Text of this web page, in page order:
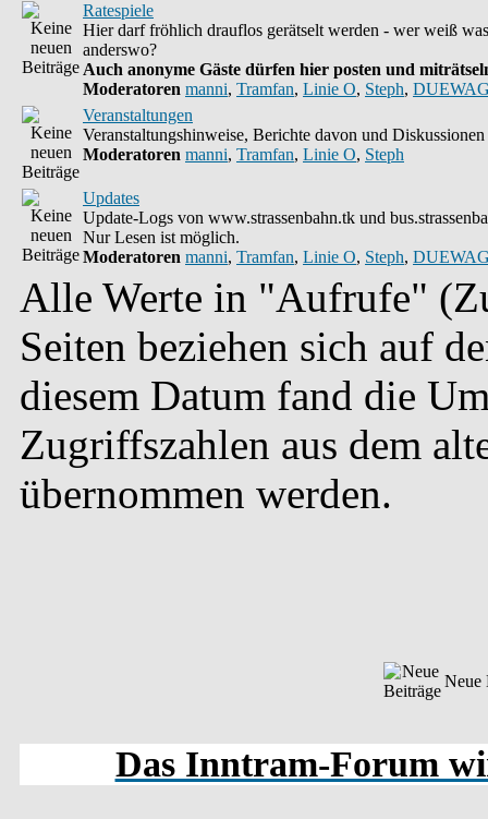
Ratespiele
Hier darf fröhlich drauflos gerätselt werden - wer weiß
anderswo?
Auch anonyme Gäste dürfen hier posten und
Moderatoren manni, Tramfan, Linie O, Steph,
Veranstaltungen
Veranstaltungshinweise, Berichte davon und Diskussionen
Moderatoren manni, Tramfan, Linie O, Steph
Updates
Update-Logs von www.strassenbahn.tk und
Nur Lesen ist möglich.
Moderatoren manni, Tramfan, Linie O, Steph,
Alle Werte in "Aufrufe"
Seiten beziehen sich auf
diesem Datum fand die
Zugriffszahlen aus dem
übernommen werden.
Neue
Das Inntram-Forum